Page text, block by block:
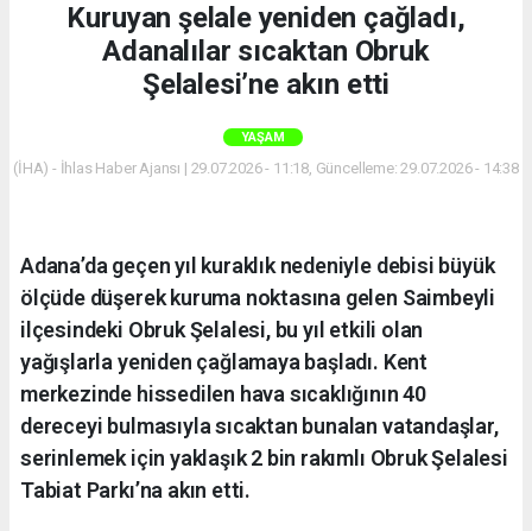
Kuruyan şelale yeniden çağladı,
Adanalılar sıcaktan Obruk
Şelalesi’ne akın etti
YAŞAM
(İHA) - İhlas Haber Ajansı | 29.07.2026 - 11:18, Güncelleme: 29.07.2026 - 14:38
Adana’da geçen yıl kuraklık nedeniyle debisi büyük
ölçüde düşerek kuruma noktasına gelen Saimbeyli
ilçesindeki Obruk Şelalesi, bu yıl etkili olan
yağışlarla yeniden çağlamaya başladı. Kent
merkezinde hissedilen hava sıcaklığının 40
dereceyi bulmasıyla sıcaktan bunalan vatandaşlar,
serinlemek için yaklaşık 2 bin rakımlı Obruk Şelalesi
Tabiat Parkı’na akın etti.